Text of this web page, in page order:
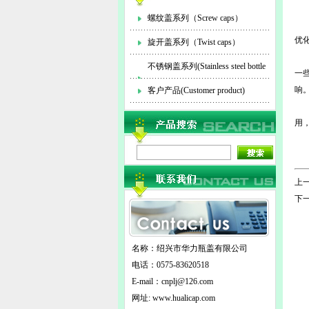
螺纹盖系列（Screw caps）
旋开盖系列（Twist caps）
不锈钢盖系列(Stainless steel bottle
cap)
客户产品(Customer product)
名称：绍兴市华力瓶盖有限公司
电话：0575-83620518
E-mail： cnplj@126.com
网址: www.hualicap.com
优
一
响
用
上
下